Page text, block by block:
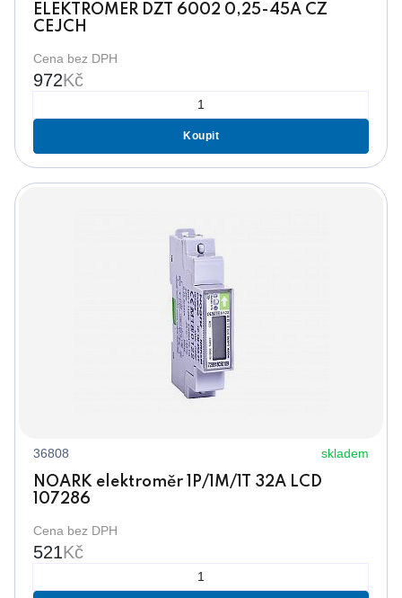
ELEKTROMER DZT 6002 0,25-45A CZ
CEJCH
Cena bez DPH
972Kč
Koupit
36808 skladem
NOARK elektroměr 1P/1M/1T 32A LCD
107286
Cena bez DPH
521Kč